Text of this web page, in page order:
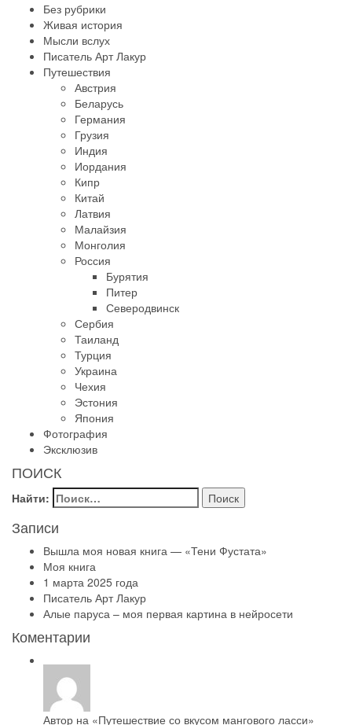
Без рубрики
Живая история
Мысли вслух
Писатель Арт Лакур
Путешествия
Австрия
Беларусь
Германия
Грузия
Индия
Иордания
Кипр
Китай
Латвия
Малайзия
Монголия
Россия
Бурятия
Питер
Северодвинск
Сербия
Таиланд
Турция
Украина
Чехия
Эстония
Япония
Фотография
Эксклюзив
ПОИСК
Найти:
Записи
Вышла моя новая книга — «Тени Фустата»
Моя книга
1 марта 2025 года
Писатель Арт Лакур
Алые паруса – моя первая картина в нейросети
Коментарии
Автор на «Путешествие со вкусом мангового ласси»